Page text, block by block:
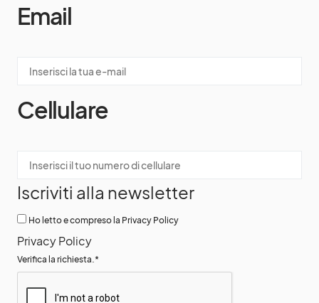
Email
Cellulare
Iscriviti alla newsletter
Ho letto e compreso la Privacy Policy
Privacy Policy
Verifica la richiesta. *